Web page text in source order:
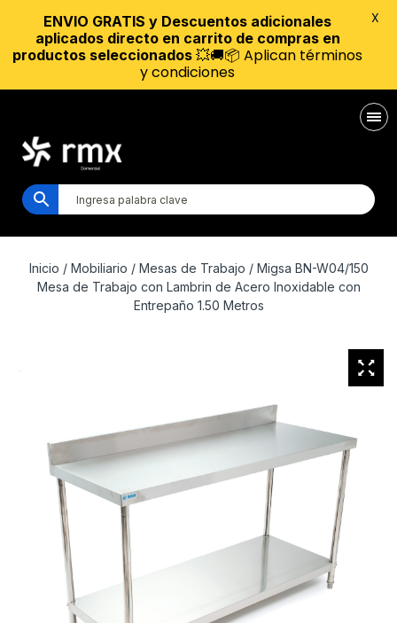
Inicio / Mobiliario / Mesas de Trabajo / Migsa BN-W04/150
Mesa de Trabajo con Lambrin de Acero Inoxidable con
Entrepaño 1.50 Metros
ENVIO GRATIS y Descuentos adicionales
aplicados directo en carrito de compras en
productos seleccionados 💥🚚📦 Aplican términos
y condiciones
X